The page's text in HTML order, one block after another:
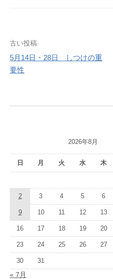
投
稿
シ
ョ
ン
古い投稿
5月14日・28日 しつけの重
要性
2026年8月
日 月 火 水 木
2 3 4 5 6
9 10 11 12 13
16 17 18 19 20
23 24 25 26 27
30 31
« 7月